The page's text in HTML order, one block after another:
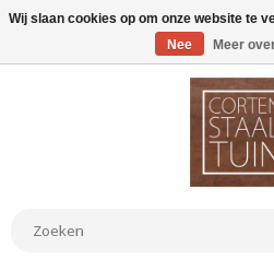
Wij slaan cookies op om onze website te
Nee
Meer